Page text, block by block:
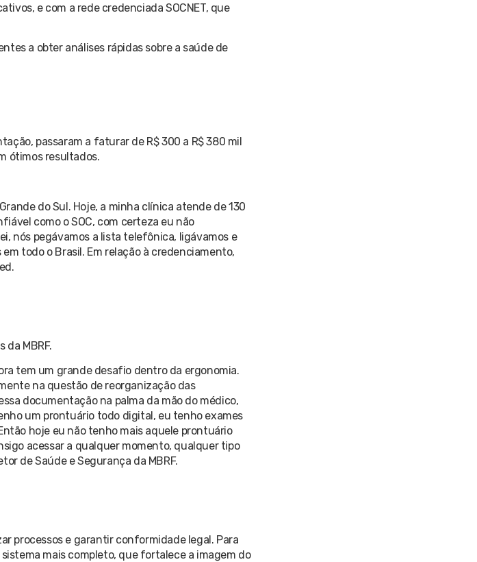
e com a rede credenciada SOCNET, que
a obter análises rápidas sobre a saúde de
passaram a faturar de R$ 300 a R$ 380 mil
ótimos resultados.
do Sul. Hoje, a minha clínica atende de 130
como o SOC, com certeza eu não
nós pegávamos a lista telefônica, ligávamos e
todo o Brasil. Em relação à credenciamento,
MBRF.
tem um grande desafio dentro da ergonomia.
na questão de reorganização das
documentação na palma da mão do médico,
um prontuário todo digital, eu tenho exames
hoje eu não tenho mais aquele prontuário
acessar a qualquer momento, qualquer tipo
de Saúde e Segurança da MBRF.
processos e garantir conformidade legal. Para
mais completo, que fortalece a imagem do